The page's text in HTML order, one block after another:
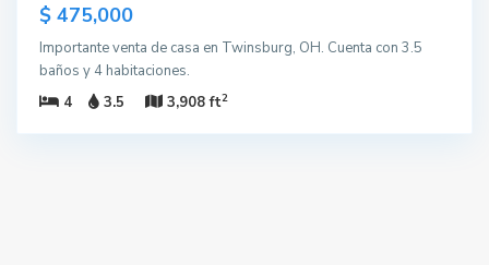
$ 475,000
Importante venta de casa en Twinsburg, OH. Cuenta con 3.5
baños y 4 habitaciones.
4
3.5 3,908 ft2